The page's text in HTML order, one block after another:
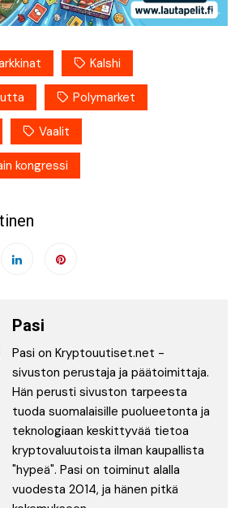
Kalshi
Polymarket
Vaalit
kongressi
Pasi
Pasi on Kryptouutiset.net -
sivuston perustaja ja päätoimittaja.
Hän perusti sivuston tarpeesta
tuoda suomalaisille puolueetonta ja
teknologiaan keskittyvää tietoa
kryptovaluutoista ilman kaupallista
"hypeä". Pasi on toiminut alalla
vuodesta 2014, ja hänen pitkä